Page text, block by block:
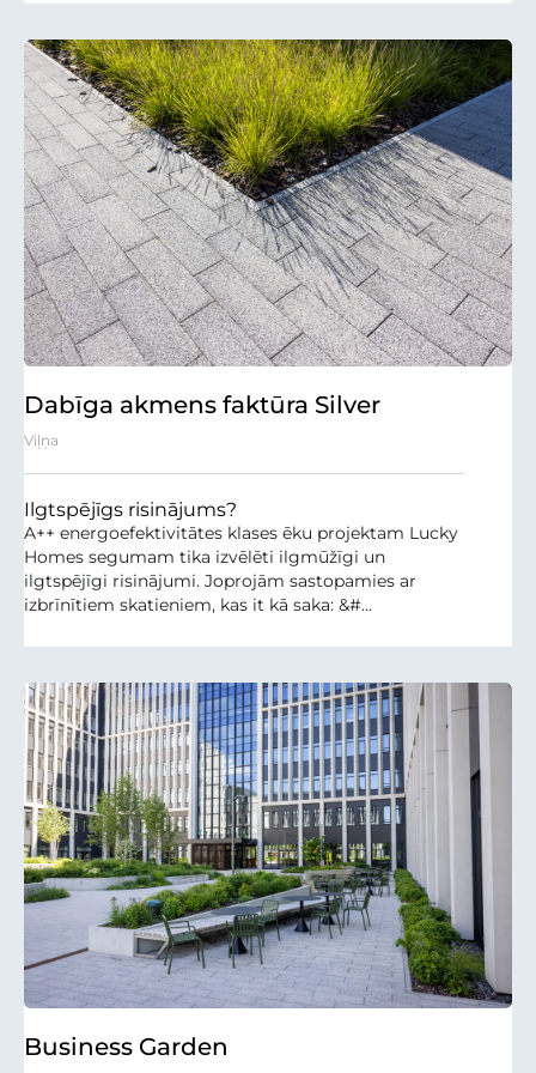
Dabīga akmens faktūra Silver
Viļņa
Ilgtspējīgs risinājums?
A++ energoefektivitātes klases ēku projektam Lucky
Homes segumam tika izvēlēti ilgmūžīgi un
ilgtspējīgi risinājumi. Joprojām sastopamies ar
izbrīnītiem skatieniem, kas it kā saka: &#...
Business Garden